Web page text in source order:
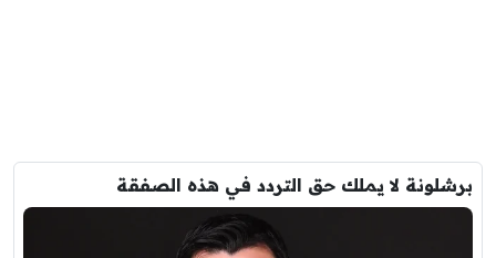
برشلونة لا يملك حق التردد في هذه الصفقة